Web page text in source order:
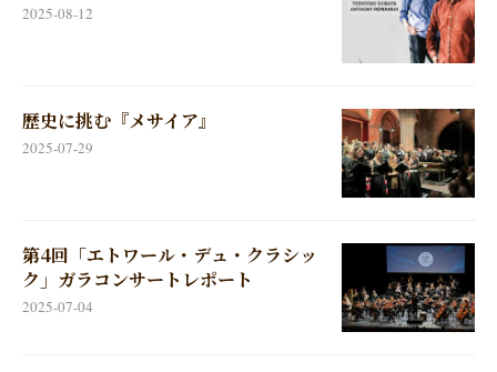
2025-08-12
歴史に挑む『メサイア』
2025-07-29
第4回「エトワール・デュ・クラシッ
ク」ガラコンサートレポート
2025-07-04